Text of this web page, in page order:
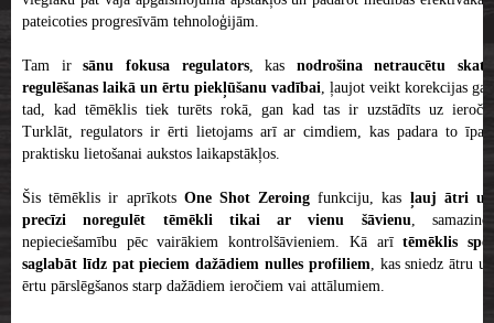
pateicoties progresīvām tehnoloģijām.
Tam irsānu fokusa regulators, kas nodrošina netraucētu skatu
regulēšanas laikā un ērtu piekļūšanu vadībai, ļaujot veikt korekcijas gan
tad, kad tēmēklis tiek turēts rokā, gan kad tas ir uzstādīts uz ieroča.
Turklāt, regulators ir ērti lietojams arī ar cimdiem, kas padara to īpaši
praktisku lietošanai aukstos laikapstākļos.
Šis tēmēklis ir aprīkots One Shot Zeroing funkciju, kas ļauj ātri un
precīzi noregulēt tēmēkli tikai ar vienu šāvienu, samazinot
nepieciešamību pēc vairākiem kontrolšāvieniem. Kā arītēmēklis spēj
saglabāt līdz pat pieciem dažādiem nulles profiliem, kas sniedz ātru un
ērtu pārslēgšanos starp dažādiem ieročiem vai attālumiem.